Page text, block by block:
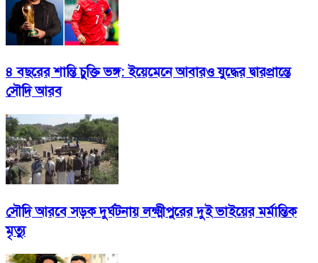
৪ বছরের শান্তি চুক্তি ভঙ্গ: ইয়েমেনে আবারও যুদ্ধের দ্বারপ্রান্তে
সৌদি আরব
সৌদি আরবে সড়ক দুর্ঘটনায় লক্ষ্মীপুরের দুই ভাইয়ের মর্মান্তিক
মৃত্যু